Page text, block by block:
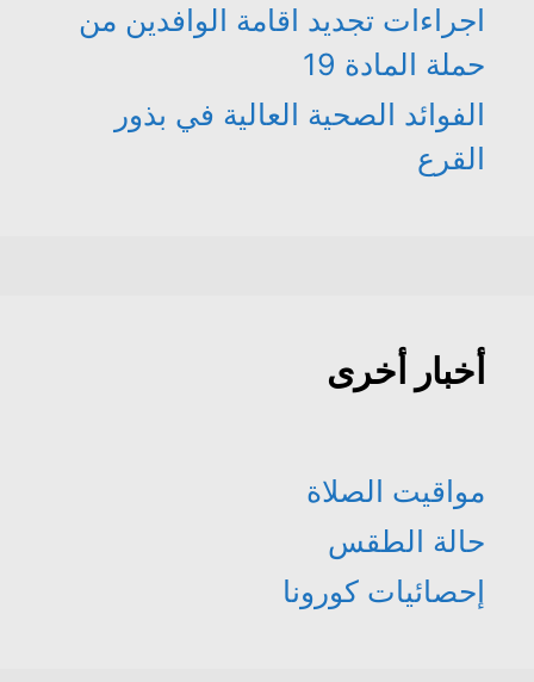
اجراءات تجديد اقامة الوافدين من
حملة المادة 19
الفوائد الصحية العالية في بذور
القرع
أخبار أخرى
مواقيت الصلاة
حالة الطقس
إحصائيات كورونا